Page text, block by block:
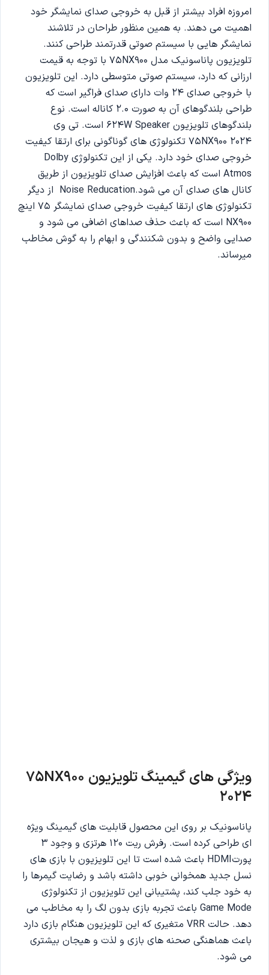
امروزه افراد بیشتر از قبل به خروجی صدای نمایشگر خود
اهمیت می ‌دهند. به همین منظور طراحان در تلاشند
نمایشگر هایی با سیستم صوتی قدرتمند طراحی کنند.
تلویزیون پاناسونیک مدل 75NX900 با توجه به قیمت
ارزانی که دارد، سیستم صوتی متوسطی دارد. این تلویزیون
با خروجی صدای 24 وات دارای صدای فراگیر است که
طراحی بلندگوهای آن به صورت 2.0 کاناله است. نوع
بلندگوهای تلویزیون 624W Speaker است. تی وی
75NX900 2024 تکنولوژی های گوناگونی برای ارتقا کیفیت
خروجی صدای خود دارد. یکی از این تکنولوژی Dolby
Atmos است که باعث افزایش صدای تلویزیون از طریق
کانال های صدای آن می ‌شود.Noise Reducation از دیگر
تکنولوژی های ارتقا کیفیت خروجی صدای نمایشگر 75 اینچ
NX900 است که باعث حذف صداهای اضافی می ‌شود و
صدایی واضح و بدون شکنندگی و ابهام را به گوش مخاطب
میرساند.
ویژگی های گیمینگ تلویزیون 75NX900
2024
پاناسونیک بر روی این محصول قابلیت های گیمینگ ویژه
ای طراحی کرده است. رفرش ریت 120 هرتزی و وجود 3
پورتHDMI باعث شده است تا این تلویزیون با بازی های
نسل جدید همخوانی خوبی داشته باشد و رضایت گیمرها را
به خود جلب کند، پشتیبانی این تلویزیون از تکنولوژی
Game Mode باعث تجربه بازی بدون لگ را به مخاطب می
‌دهد. حالت VRR متغیری که این تلویزیون هنگام بازی دارد
باعث هماهنگی صحنه های بازی و لذت و هیجان بیشتری
می ‌شود.